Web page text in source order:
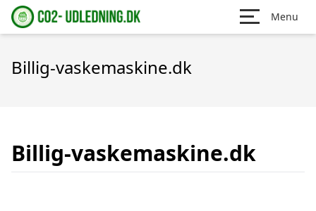
Menu
Billig-vaskemaskine.dk
Billig-vaskemaskine.dk